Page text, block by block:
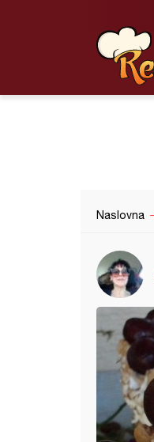
Naslovna